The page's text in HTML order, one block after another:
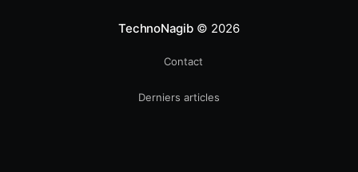
TechnoNagib© 2026
Contact
Derniers articles